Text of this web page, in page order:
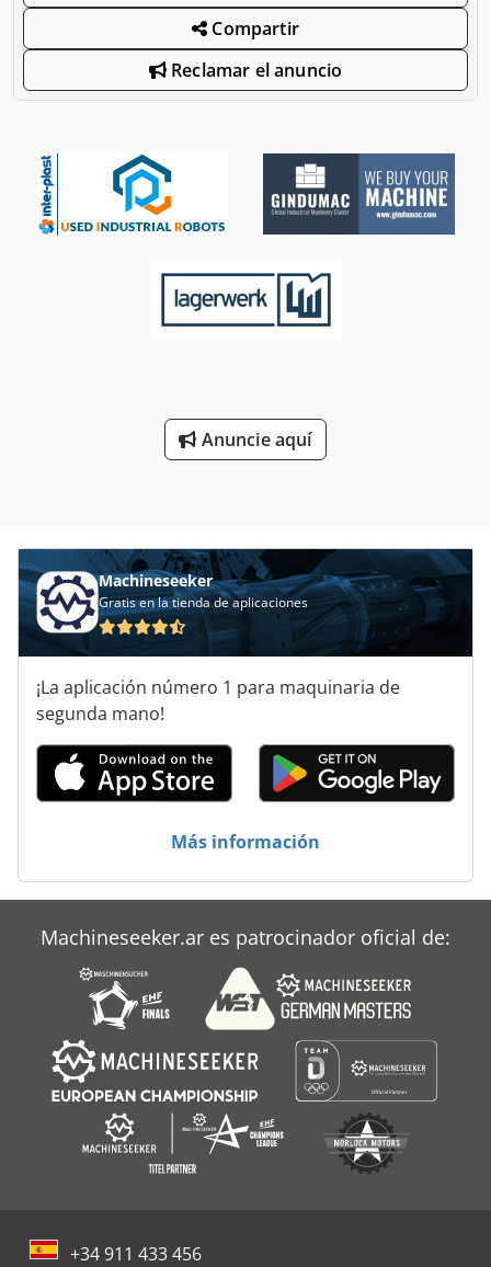
Compartir
Reclamar el anuncio
Anuncie aquí
Machineseeker
Gratis en la tienda de aplicaciones
¡La aplicación número 1 para maquinaria de
segunda mano!
Más información
Machineseeker.ar es patrocinador oficial de:
+34 911 433 456